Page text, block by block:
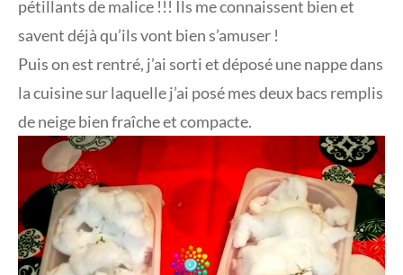
pétillants de malice !!! Ils me connaissent bien et
savent déjà qu’ils vont bien s’amuser !
Puis on est rentré, j’ai sorti et déposé une nappe dans
la cuisine sur laquelle j’ai posé mes deux bacs remplis
de neige bien fraîche et compacte.